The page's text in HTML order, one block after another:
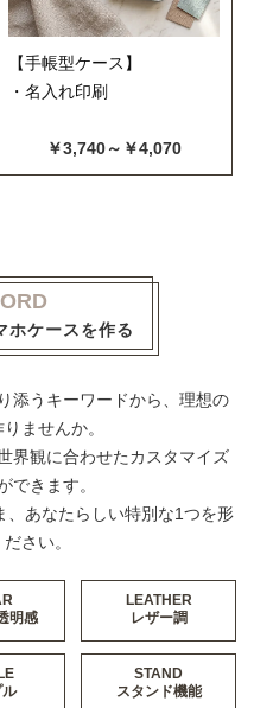
【手帳型ケース】
・名入れ印刷
￥3,740～￥4,070
ホケースを作る
添うキーワードから、理想の
ませんか。
界観に合わせたカスタマイズ
できます。
、あなたらしい特別な1つを形
さい。
明感
LEATHER
レザー調
ル
STAND
スタンド機能